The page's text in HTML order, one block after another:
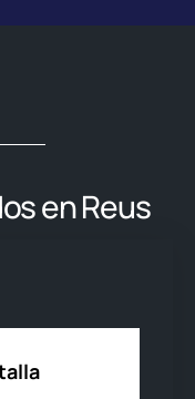
en Reus